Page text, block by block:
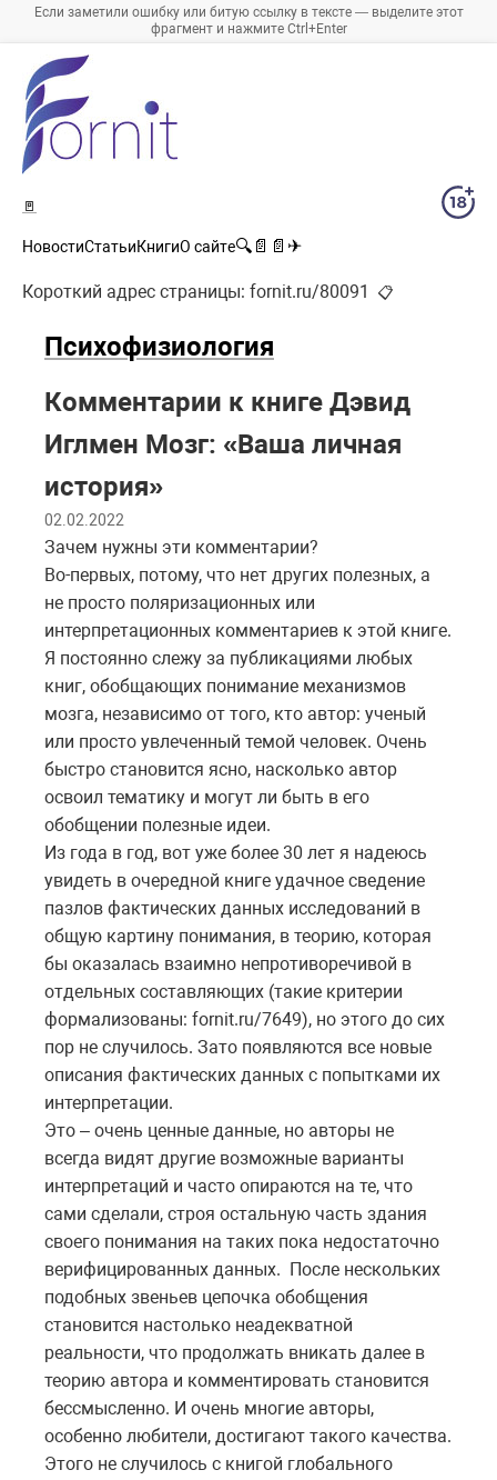
Если заметили ошибку или битую ссылку в тексте — выделите этот
фрагмент и нажмите Ctrl+Enter
🚪
НовостиСтатьиКнигиО сайте🔍 📄 📄 ✈
Короткий адрес страницы: fornit.ru/80091 📋
Психофизиология
Комментарии к книге Дэвид
Иглмен Мозг: «Ваша личная
история»
02.02.2022
Зачем нужны эти комментарии?
Во-первых, потому, что нет других полезных, а
не просто поляризационных или
интерпретационных комментариев к этой книге.
Я постоянно слежу за публикациями любых
книг, обобщающих понимание механизмов
мозга, независимо от того, кто автор: ученый
или просто увлеченный темой человек. Очень
быстро становится ясно, насколько автор
освоил тематику и могут ли быть в его
обобщении полезные идеи.
Из года в год, вот уже более 30 лет я надеюсь
увидеть в очередной книге удачное сведение
пазлов фактических данных исследований в
общую картину понимания, в теорию, которая
бы оказалась взаимно непротиворечивой в
отдельных составляющих (такие критерии
формализованы: fornit.ru/7649), но этого до сих
пор не случилось. Зато появляются все новые
описания фактических данных с попытками их
интерпретации.
Это – очень ценные данные, но авторы не
всегда видят другие возможные варианты
интерпретаций и часто опираются на те, что
сами сделали, строя остальную часть здания
своего понимания на таких пока недостаточно
верифицированных данных.
После нескольких
подобных звеньев цепочка обобщения
становится настолько неадекватной
реальности, что продолжать вникать далее в
теорию автора и комментировать становится
бессмысленно. И очень многие авторы,
особенно любители, достигают такого качества.
Этого не случилось с книгой глобального